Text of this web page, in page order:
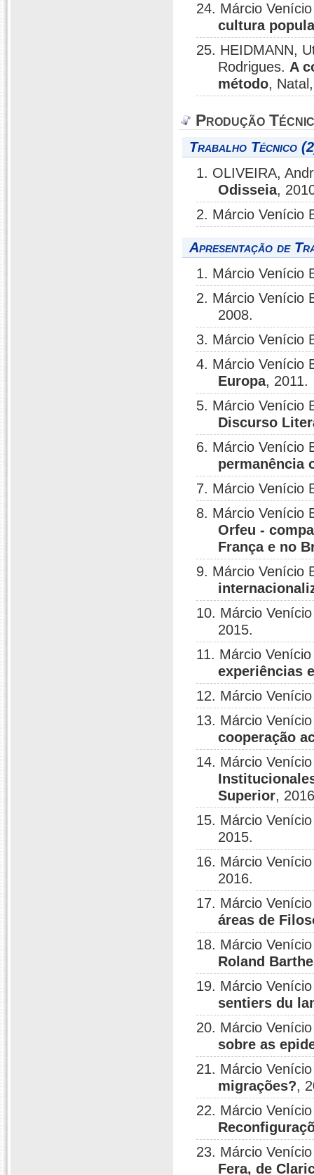
24. Márcio
cultura
25. HEIDMANN,
Rodrigues. A
método,
Produção
Trabalho Técnico
1. OLIVEIRA,
Odisseia,
2. Márcio Venício
Apresentação de
1. Márcio Venício
2. Márcio Venício
2008.
3. Márcio Venício
4. Márcio Venício
Europa, 2011.
5. Márcio Venício
Discurso
6. Márcio Venício
permanência
7. Márcio Venício
8. Márcio Venício
Orfeu -
França e no
9. Márcio Venício
10. Márcio
2015.
11. Márcio
experiências
12. Márcio
13. Márcio
cooperação
14. Márcio
Superior,
15. Márcio
2015.
16. Márcio
2016.
17. Márcio
áreas de
18. Márcio
Roland
19. Márcio
sentiers du
20. Márcio
sobre as
21. Márcio
migrações?,
22. Márcio
23. Márcio
Fera, de